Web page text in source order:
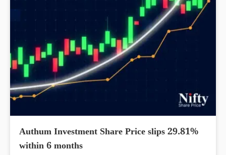
Authum Investment Share Price slips 29.81%
within 6 months